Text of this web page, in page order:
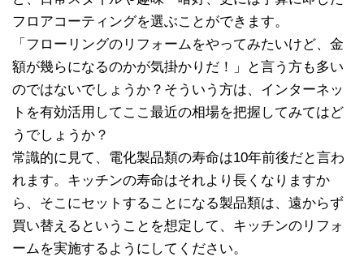
フロアコーティングを選ぶことができます。
「フローリングのリフォームをやってみたいけど、金
額が幾らになるのかが気掛かりだ！」と言う方も多い
のではないでしょうか？そういう方は、インターネッ
トを有効活用してここ最近の相場を把握してみてはど
うでしょうか？
常識的に見て、電化製品類の寿命は10年前後だと言わ
れます。キッチンの寿命はそれより長くなりますか
ら、そこにセットすることになる製品類は、遠からず
買い替えるということを想定して、キッチンのリフォ
ームを実施するようにしてください。